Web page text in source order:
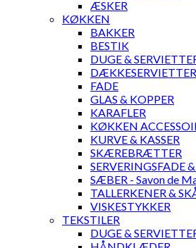
ÆSKER
KØKKEN
BAKKER
BESTIK
DUGE &
FADE
GLAS & KOPPER
KARAFLER
KØKKEN
KURVE & KASSER
SKÆREBRÆTTER
SERVERINGSFADE
SÆBER - Savon de
TALLERKENER &
VISKESTYKKER
TEKSTILER
DUGE &